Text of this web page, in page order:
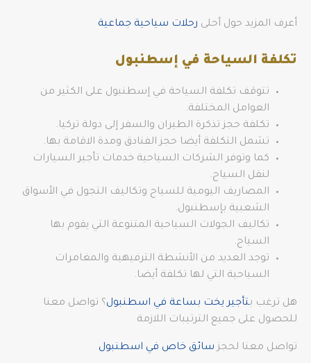
أعرف المزيد حول أحلى رحلات سياحية جماعية
تكلفة السياحة في إسطنبول
تتوقف تكلفة السياحة في إسطنبول على الكثير من
العوامل المختلفة.
تكلفة حجز تذكرة الطيران والسفر إلى دولة تركيا.
تشمل التكلفة أيضا حجز الفنادق ومدة الاقامة بها.
كما وتوفر الشركات السياحية خدمات تأجير السيارات
لنقل السياح.
المصاريف اليومية للسياح وتكاليف التجول في الأسواق
الشعبية بإسطنبول.
تكاليف الجولات السياحية المتنوعة التي يقوم بها
السياح.
توجد العديد من الأنشطة الترفيهية والمغامرات
السياحية التي لها تكلفة أيضا.
هل ترغب بتأجير يخت بساعة في اسطنبول؟ تواصل معنا
للحصول على جميع الترتيبات اللازمة
تواصل معنا لحجزسائق خاص في اسطنبول